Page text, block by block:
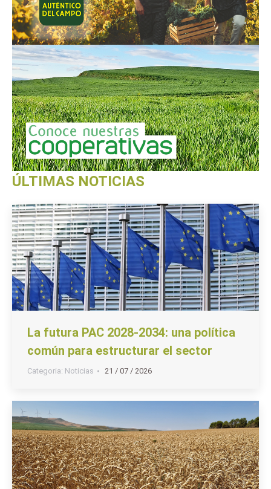
ÚLTIMAS NOTICIAS
La futura PAC 2028-2034: una política
común para estructurar el sector
Categoria: Noticias 21 / 07 / 2026